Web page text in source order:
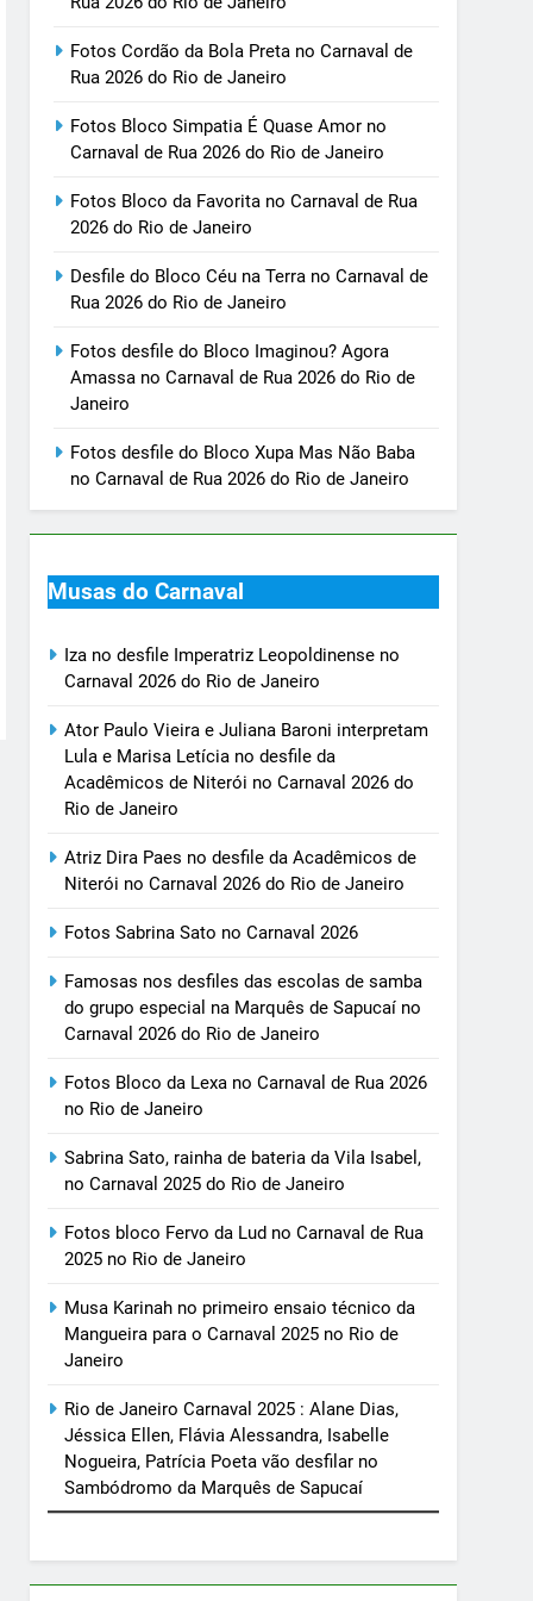
Fotos Cordão da Bola Preta no Carnaval de
Rua 2026 do Rio de Janeiro
Fotos Bloco Simpatia É Quase Amor no
Carnaval de Rua 2026 do Rio de Janeiro
Fotos Bloco da Favorita no Carnaval de Rua
2026 do Rio de Janeiro
Desfile do Bloco Céu na Terra no Carnaval de
Rua 2026 do Rio de Janeiro
Fotos desfile do Bloco Imaginou? Agora
Amassa no Carnaval de Rua 2026 do Rio de
Janeiro
Fotos desfile do Bloco Xupa Mas Não Baba
no Carnaval de Rua 2026 do Rio de Janeiro
Musas do Carnaval
Iza no desfile Imperatriz Leopoldinense no
Carnaval 2026 do Rio de Janeiro
Ator Paulo Vieira e Juliana Baroni interpretam
Lula e Marisa Letícia no desfile da
Acadêmicos de Niterói no Carnaval 2026 do
Rio de Janeiro
Atriz Dira Paes no desfile da Acadêmicos de
Niterói no Carnaval 2026 do Rio de Janeiro
Fotos Sabrina Sato no Carnaval 2026
Famosas nos desfiles das escolas de samba
do grupo especial na Marquês de Sapucaí no
Carnaval 2026 do Rio de Janeiro
Fotos Bloco da Lexa no Carnaval de Rua 2026
no Rio de Janeiro
Sabrina Sato, rainha de bateria da Vila Isabel,
no Carnaval 2025 do Rio de Janeiro
Fotos bloco Fervo da Lud no Carnaval de Rua
2025 no Rio de Janeiro
Musa Karinah no primeiro ensaio técnico da
Mangueira para o Carnaval 2025 no Rio de
Janeiro
Rio de Janeiro Carnaval 2025 : Alane Dias,
Jéssica Ellen, Flávia Alessandra, Isabelle
Nogueira, Patrícia Poeta vão desfilar no
Sambódromo da Marquês de Sapucaí